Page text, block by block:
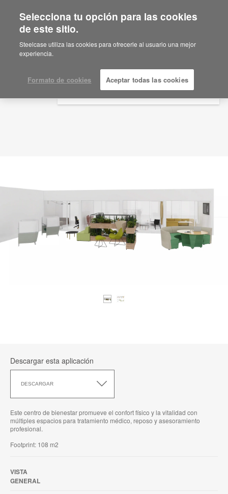
Are you in United States?
Would you like to see Products we sell in
your region?
English
Español
Idea de planificación
ID: DQ5ZR6TH
Descargar esta aplicación
DESCARGAR
esta
Este centro de bienestar promueve el confort físico y la vitalidad con
múltiples espacios para tratamiento médico, reposo y asesoramiento
profesional.
Footprint: 108 m2
VISTA
GENERAL
Selecciona tu opción para las cookies
de este sitio.
Steelcase utiliza las cookies para ofrecerle al usuario una mejor
experiencia.
Formato de cookies Aceptar todas las cookies